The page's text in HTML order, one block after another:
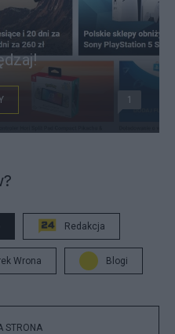
1
Redakcja
Wrona Blogi
STRONA